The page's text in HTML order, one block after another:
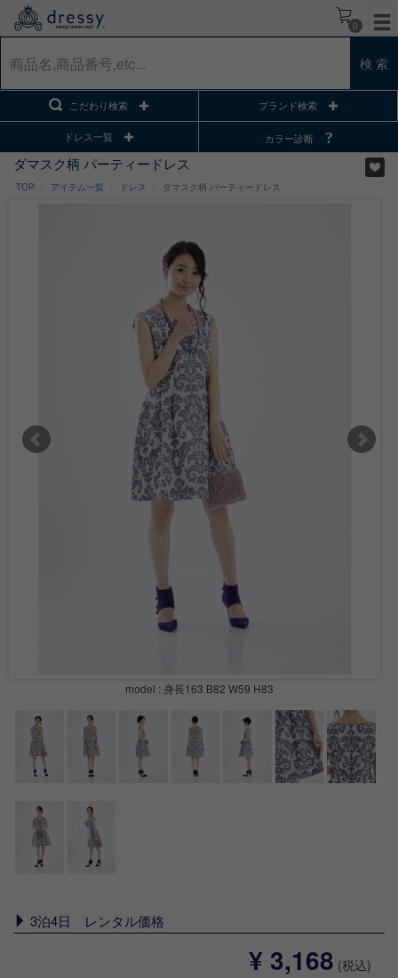
0
検 索
こだわり検索 ブランド検索
ドレス一覧 カラー診断
ダマスク柄 パーティードレス
TOP アイテム一覧 ドレス ダマスク柄 パーティードレス
model : 身長163 B82 W59 H83
3泊4日 レンタル価格
¥ 3,168 (税込)